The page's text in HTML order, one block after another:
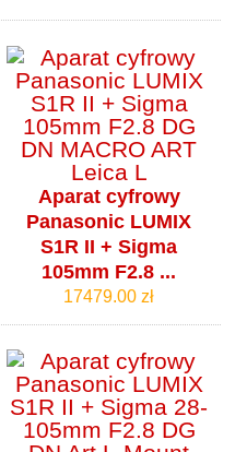
Aparat cyfrowy
Panasonic LUMIX
S1R II + Sigma
105mm F2.8 ...
17479.00 zł